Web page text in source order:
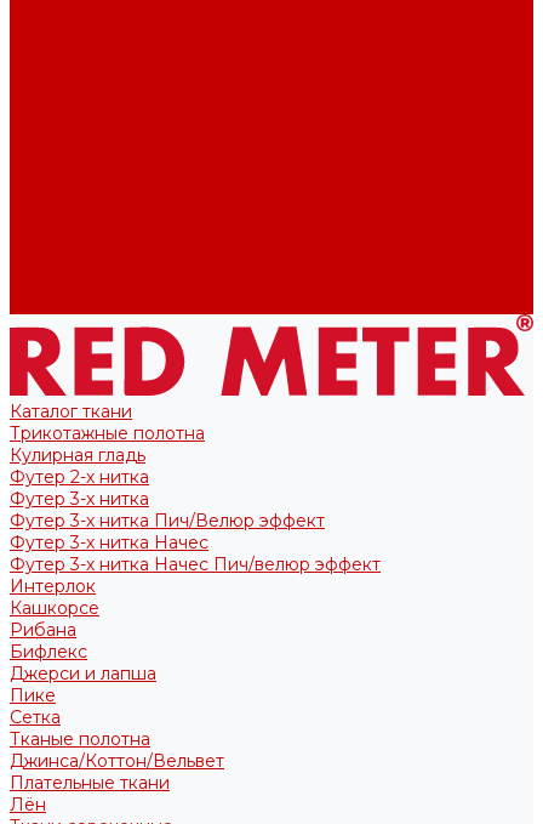
Каталог ткани
Трикотажные полотна
Кулирная гладь
Футер 2-х нитка
Футер 3-х нитка
Футер 3-х нитка Пич/Велюр эффект
Футер 3-х нитка Начес
Футер 3-х нитка Начес Пич/велюр эффект
Интерлок
Кашкорсе
Рибана
Бифлекс
Джерси и лапша
Пике
Сетка
Тканые полотна
Джинса/Коттон/Вельвет
Плательные ткани
Лён